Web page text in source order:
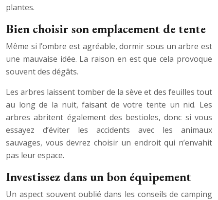
plantes.
Bien choisir son emplacement de tente
Même si l’ombre est agréable, dormir sous un arbre est
une mauvaise idée. La raison en est que cela provoque
souvent des dégâts.
Les arbres laissent tomber de la sève et des feuilles tout
au long de la nuit, faisant de votre tente un nid. Les
arbres abritent également des bestioles, donc si vous
essayez d’éviter les accidents avec les animaux
sauvages, vous devrez choisir un endroit qui n’envahit
pas leur espace.
Investissez dans un bon équipement
Un aspect souvent oublié dans les conseils de camping